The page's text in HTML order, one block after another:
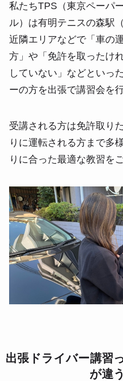
私たちTPS（東京ペーパ
ル）は有明テニスの森駅
近隣エリアなどで「車の
方」や「免許を取ったけ
していない」などといっ
ーの方を出張で講習会を
受講される方は免許取り
りに運転される方まで多
りに合った最適な教習を
出張ドライバー講習
が違